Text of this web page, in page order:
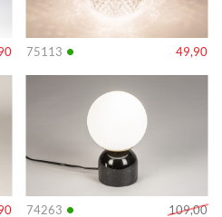
75113 • 49,90
74263 •
109,00
Info